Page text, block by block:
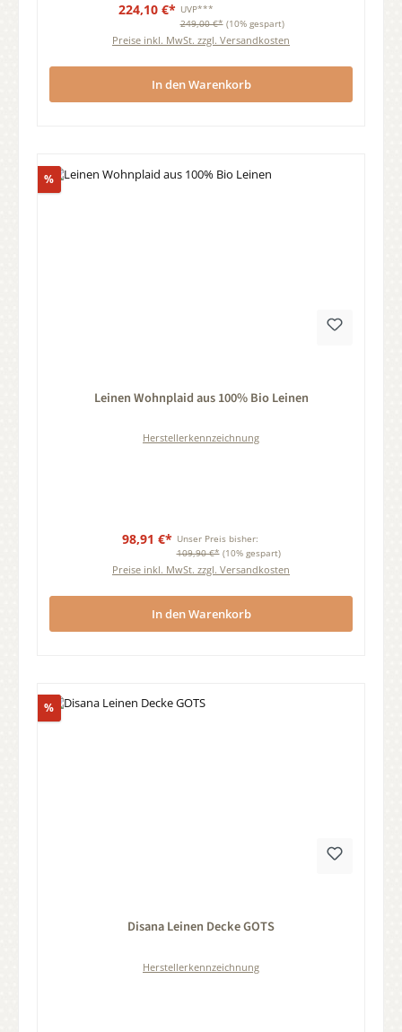
224,10 €* UVP***
249,00 €* (10% gespart)
Preise inkl. MwSt. zzgl. Versandkosten
In den Warenkorb
%Rabatt
Leinen Wohnplaid aus 100% Bio Leinen
Herstellerkennzeichnung
98,91 €* Unser Preis bisher:
109,90 €* (10% gespart)
Preise inkl. MwSt. zzgl. Versandkosten
In den Warenkorb
%Rabatt
Disana Leinen Decke GOTS
Herstellerkennzeichnung